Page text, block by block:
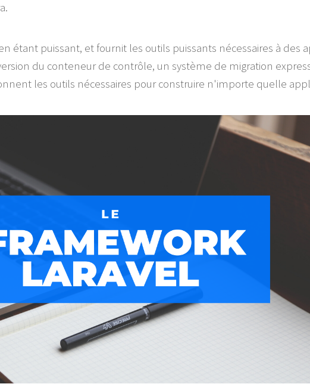
étant puissant, et fournit les outils puissants nécessaires à des
du conteneur de contrôle, un système de migration
les outils nécessaires pour construire n'importe quelle